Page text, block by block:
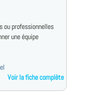
ou professionnelles
une équipe
Voir la fiche complète